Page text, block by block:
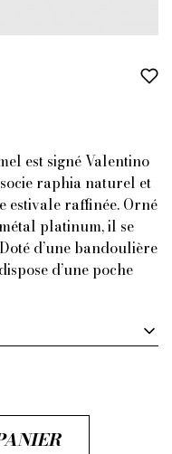
est signé Valentino
raphia naturel et
raffinée. Orné
platinum, il se
d’une bandoulière
d’une poche